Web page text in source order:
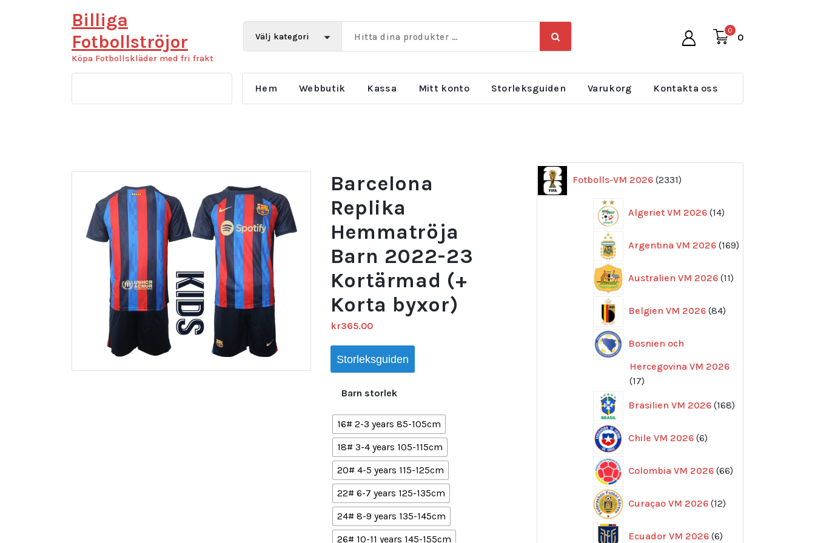
Billiga
Fotbollströjor
Köpa Fotbollskläder med fri frakt
0
0
Hem Webbutik Kassa Mitt konto Storleksguiden Varukorg Kontakta oss
Barcelona
Replika
Hemmatröja
Barn 2022-23
Kortärmad (+
Korta byxor)
kr365.00
Storleksguiden
Barn storlek
16# 2-3 years 85-105cm
18# 3-4 years 105-115cm
20# 4-5 years 115-125cm
22# 6-7 years 125-135cm
24# 8-9 years 135-145cm
26# 10-11 years 145-155cm
Fotbolls-VM 2026 2331
produkter
Algeriet VM 2026 14
produkter
Argentina VM 2026 169
produkter
Australien VM 2026 11
produkter
Belgien VM 2026 84
produkter
Bosnien och
Hercegovina VM 2026
1717
Brasilien VM 2026 168
produkter
Chile VM 2026 6
produkter
Colombia VM 2026 66
produkter
Curaçao VM 2026 12
produkter
Ecuador VM 2026 6